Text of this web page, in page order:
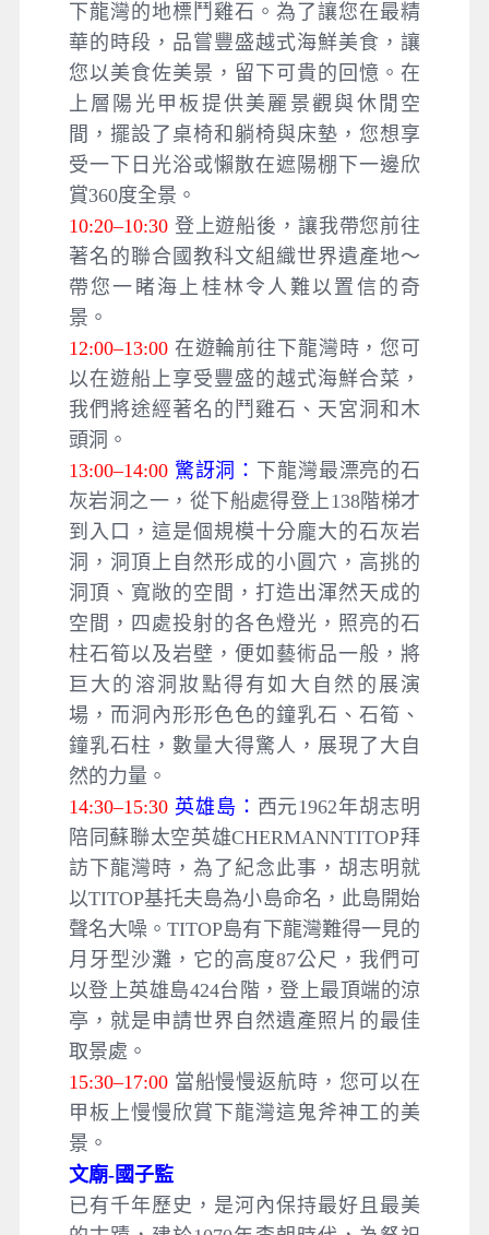
下龍灣的地標鬥雞石。為了讓您在最精
華的時段，品嘗豐盛越式海鮮美食，讓
您以美食佐美景，留下可貴的回憶。在
上層陽光甲板提供美麗景觀與休閒空
間，擺設了桌椅和躺椅與床墊，您想享
受一下日光浴或懶散在遮陽棚下一邊欣
賞360度全景。
10:20–10:30 登上遊船後，讓我帶您前往
著名的聯合國教科文組織世界遺產地～
帶您一睹海上桂林令人難以置信的奇
景。
12:00–13:00 在遊輪前往下龍灣時，您可
以在遊船上享受豐盛的越式海鮮合菜，
我們將途經著名的鬥雞石、天宮洞和木
頭洞。
13:00–14:00 驚訝洞：
下龍灣最漂亮的石
灰岩洞之一，從下船處得登上138階梯才
到入口，這是個規模十分龐大的石灰岩
洞，洞頂上自然形成的小圓穴，高挑的
洞頂、寬敞的空間，打造出渾然天成的
空間，四處投射的各色燈光，照亮的石
柱石筍以及岩壁，便如藝術品一般，將
巨大的溶洞妝點得有如大自然的展演
場，而洞內形形色色的鐘乳石、石筍、
鐘乳石柱，數量大得驚人，展現了大自
然的力量。
14:30–15:30 英雄島： 西元1962年胡志明
陪同蘇聯太空英雄CHERMANNTITOP拜
訪下龍灣時，為了紀念此事，胡志明就
以TITOP基托夫島為小島命名，此島開始
聲名大噪。TITOP島有下龍灣難得一見的
月牙型沙灘，它的高度87公尺，我們可
以登上英雄島424台階，登上最頂端的涼
亭，就是申請世界自然遺產照片的最佳
取景處。
15:30–17:00 當船慢慢返航時，您可以在
甲板上慢慢欣賞下龍灣這鬼斧神工的美
景。
文廟-國子監
已有千年歷史，是河內保持最好且最美